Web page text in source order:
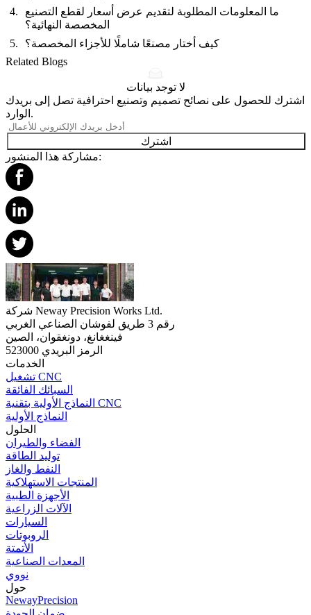
ما المعلومات المطلوبة لتقديم عرض أسعار لقطع التصنيع
المخصصة النهائية؟
كيف أختار مصنعًا شاملًا للأجزاء المخصصة؟
Related Blogs
لا توجد بيانات
اشترك للحصول على نصائح تصميم وتصنيع احترافية تصل إلى بريدك
الوارد.
اشترك
مشاركة هذا المنشور:
شركة Neway Precision Works Ltd.
رقم 3 طريق لفوشان الصناعي الغربي
فينغغانغ، دونغقوان، الصين
الرمز البريدي 523000
الخدمات
تشغيل CNC
السبائك الفائقة
النماذج الأولية بتقنية CNC
النماذج الأولية
الحلول
الفضاء والطيران
توليد الطاقة
النفط والغاز
المنتجات الاستهلاكية
الأجهزة الطبية
الآلات الزراعية
السيارات
الروبوتات
الأتمتة
المعدات الصناعية
نووي
حول
NewayPrecision